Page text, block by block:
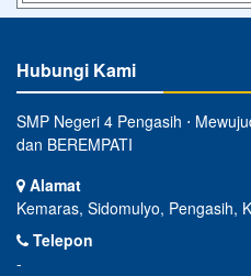
Hubungi Kami
SMP Negeri 4 Pengasih ⋅
dan BEREMPATI
Alamat
Kemaras, Sidomulyo, Pengasih,
Telepon
-